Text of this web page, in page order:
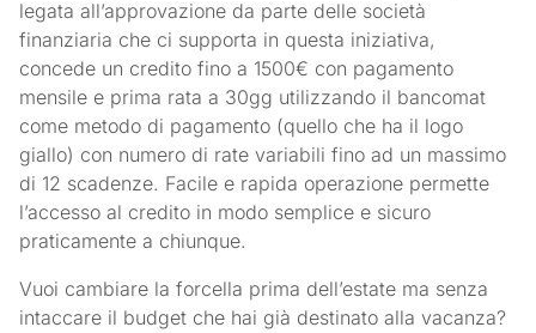
legata all’approvazione da parte delle società
finanziaria che ci supporta in questa iniziativa,
concede un credito fino a 1500€ con pagamento
mensile e prima rata a 30gg utilizzando il bancomat
come metodo di pagamento (quello che ha il logo
giallo) con numero di rate variabili fino ad un massimo
di 12 scadenze. Facile e rapida operazione permette
l’accesso al credito in modo semplice e sicuro
praticamente a chiunque.
Vuoi cambiare la forcella prima dell’estate ma senza
intaccare il budget che hai già destinato alla vacanza?